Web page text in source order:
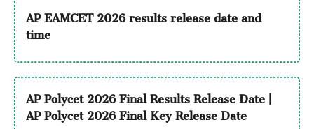
AP EAMCET 2026 results release date and
time
AP Polycet 2026 Final Results Release Date |
AP Polycet 2026 Final Key Release Date